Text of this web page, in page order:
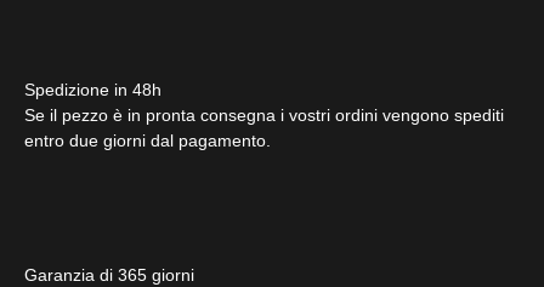
Spedizione in 48h
Se il pezzo è in pronta consegna i vostri ordini vengono spediti
entro due giorni dal pagamento.
Garanzia di 365 giorni